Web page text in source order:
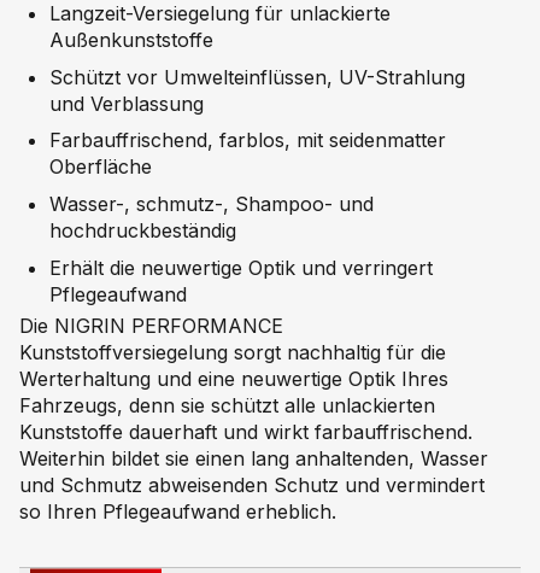
Langzeit-Versiegelung für unlackierte
Außenkunststoffe
Schützt vor Umwelteinflüssen, UV-Strahlung
und Verblassung
Farbauffrischend, farblos, mit seidenmatter
Oberfläche
Wasser-, schmutz-, Shampoo- und
hochdruckbeständig
Erhält die neuwertige Optik und verringert
Pflegeaufwand
Die NIGRIN PERFORMANCE
Kunststoffversiegelung sorgt nachhaltig für die
Werterhaltung und eine neuwertige Optik Ihres
Fahrzeugs, denn sie schützt alle unlackierten
Kunststoffe dauerhaft und wirkt farbauffrischend.
Weiterhin bildet sie einen lang anhaltenden, Wasser
und Schmutz abweisenden Schutz und vermindert
so Ihren Pflegeaufwand erheblich.